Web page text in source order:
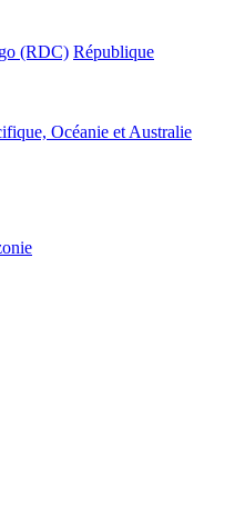
(RDC) République
Océanie et Australie